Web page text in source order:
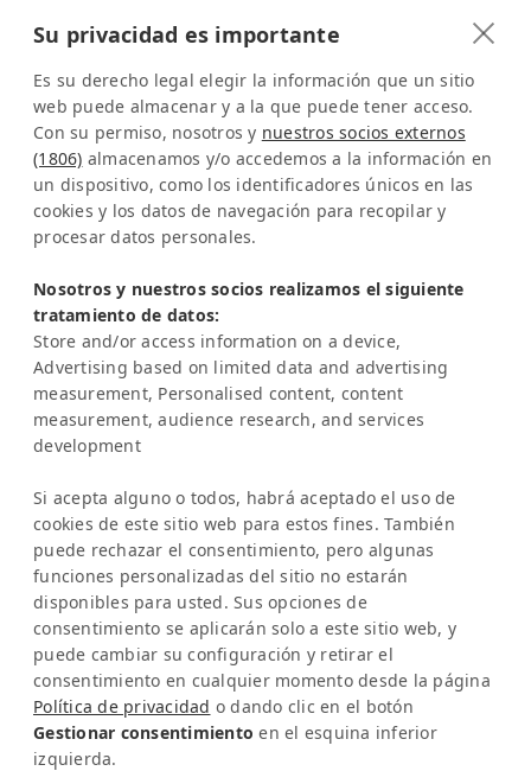
Latinconnect
a/o DMC Systems SA
Sabana Sur, Calle 66
Edificio ARA Tours
10108 San José
Costa Rica
Representación en Europa:
Tel:+49-221-7597715
SERVICIO
Preguntas frecuentes (FAQ)
Academia Latinconnect
Asistencia
Aviso legal
Política de privacidad
IA y Transparencia
NEWSLETTER
Infórmate sobre novedades y eventos
Su privacidad es importante
Es su derecho legal elegir la información que un sitio
web puede almacenar y a la que puede tener acceso.
Con su permiso, nosotros y nuestros socios externos
(1806) almacenamos y/o accedemos a la información en
un dispositivo, como los identificadores únicos en las
cookies y los datos de navegación para recopilar y
procesar datos personales.
Nosotros y nuestros socios realizamos el siguiente
tratamiento de datos:
Store and/or access information on a device,
Advertising based on limited data and advertising
measurement, Personalised content, content
measurement, audience research, and services
development
Si acepta alguno o todos, habrá aceptado el uso de
cookies de este sitio web para estos fines. También
puede rechazar el consentimiento, pero algunas
funciones personalizadas del sitio no estarán
disponibles para usted. Sus opciones de
consentimiento se aplicarán solo a este sitio web, y
puede cambiar su configuración y retirar el
consentimiento en cualquier momento desde la página
Política de privacidad o dando clic en el botón
Gestionar consentimiento en el esquina inferior
izquierda.